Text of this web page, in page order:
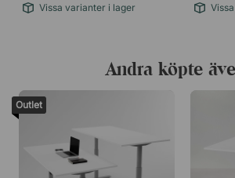
Vissa varianter i lager
Andra köpte
Outlet